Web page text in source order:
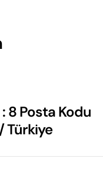
8 Posta Kodu
Türkiye